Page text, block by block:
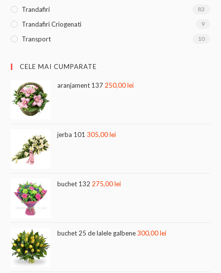
Trandafiri 83
Trandafiri Criogenati 9
Transport 10
CELE MAI CUMPARATE
aranjament 137 250,00lei
jerba 101 305,00lei
buchet 132 275,00lei
buchet 25 de lalele galbene 300,00lei